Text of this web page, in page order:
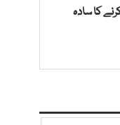
کا سادہ